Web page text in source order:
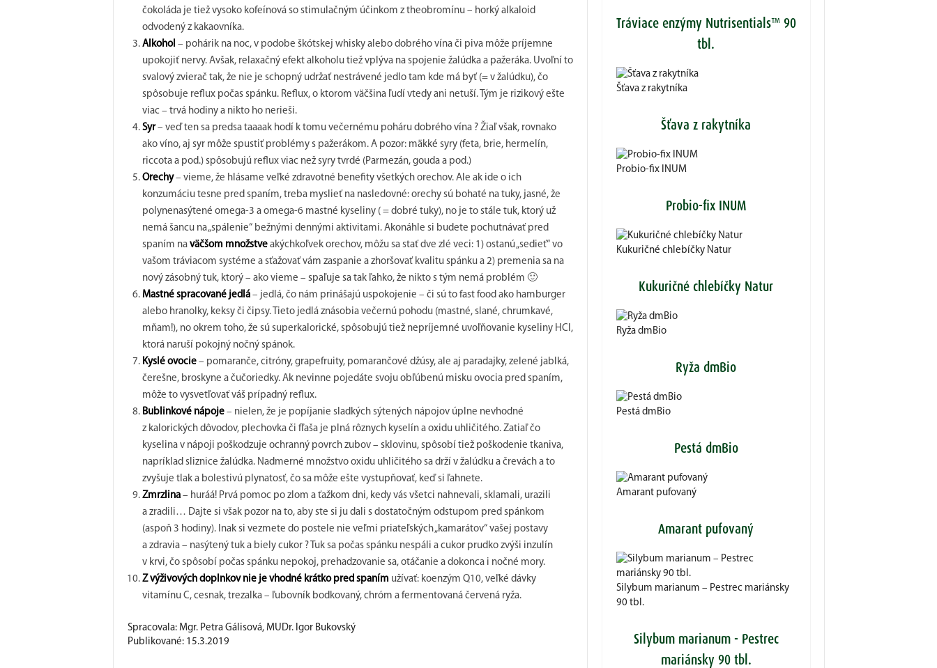
čokoláda je tiež vysoko kofeínová so stimulačným účinkom z theobromínu – horký alkaloid
odvodený z kakaovníka.
Alkohol – pohárik na noc, v podobe škótskej whisky alebo dobrého vína či piva môže príjemne
upokojiť nervy. Avšak, relaxačný efekt alkoholu tiež vplýva na spojenie žalúdka a pažeráka. Uvoľní to
svalový zvierač tak, že nie je schopný udržať nestrávené jedlo tam kde má byť (= v žalúdku), čo
spôsobuje reflux počas spánku. Reflux, o ktorom väčšina ľudí vtedy ani netuší. Tým je rizikový ešte
viac – trvá hodiny a nikto ho nerieši.
Syr– veď ten sa predsa taaaak hodí k tomu večernému poháru dobrého vína ? Žiaľ však, rovnako
ako víno, aj syr môže spustiť problémy s pažerákom. A pozor: mäkké syry (feta, brie, hermelín,
riccota a pod.) spôsobujú reflux viac než syry tvrdé (Parmezán, gouda a pod.)
Orechy– vieme, že hlásame veľké zdravotné benefity všetkých orechov. Ale ak ide o ich
konzumáciu tesne pred spaním, treba myslieť na nasledovné: orechy sú bohaté na tuky, jasné, že
polynenasýtené omega-3 a omega-6 mastné kyseliny ( = dobré tuky), no je to stále tuk, ktorý už
nemá šancu na „spálenie“ bežnými dennými aktivitami. Akonáhle si budete pochutnávať pred
spaním na väčšom množstveakýchkoľvek orechov, môžu sa stať dve zlé veci: 1) ostanú „sedieť“ vo
vašom tráviacom systéme a sťažovať vám zaspanie a zhoršovať kvalitu spánku a 2) premenia sa na
nový zásobný tuk, ktorý – ako vieme – spaľuje sa tak ľahko, že nikto s tým nemá problém 🙂
Mastné spracované jedlá – jedlá, čo nám prinášajú uspokojenie – či sú to fast food ako hamburger
alebo hranolky, keksy či čipsy. Tieto jedlá znásobia večernú pohodu (mastné, slané, chrumkavé,
mňam!), no okrem toho, že sú superkalorické, spôsobujú tiež nepríjemné uvoľňovanie kyseliny HCl,
ktorá naruší pokojný nočný spánok.
Kyslé ovocie – pomaranče, citróny, grapefruity, pomarančové džúsy, ale aj paradajky, zelené jablká,
čerešne, broskyne a čučoriedky. Ak nevinne pojedáte svoju obľúbenú misku ovocia pred spaním,
môže to vysvetľovať váš prípadný reflux.
Bublinkové nápoje – nielen, že je popíjanie sladkých sýtených nápojov úplne nevhodné
z kalorických dôvodov, plechovka či fľaša je plná rôznych kyselín a oxidu uhličitého. Zatiaľ čo
kyselina v nápoji poškodzuje ochranný povrch zubov – sklovinu, spôsobí tiež poškodenie tkaniva,
napríklad sliznice žalúdka. Nadmerné množstvo oxidu uhličitého sa drží v žalúdku a črevách a to
zvyšuje tlak a bolestivú plynatosť, čo sa môže ešte vystupňovať, keď si ľahnete.
Zmrzlina – huráá! Prvá pomoc po zlom a ťažkom dni, kedy vás všetci nahnevali, sklamali, urazili
a zradili… Dajte si však pozor na to, aby ste si ju dali s dostatočným odstupom pred spánkom
(aspoň 3 hodiny). Inak si vezmete do postele nie veľmi priateľských „kamarátov“ vašej postavy
a zdravia – nasýtený tuk a biely cukor ? Tuk sa počas spánku nespáli a cukor prudko zvýši inzulín
v krvi, čo spôsobí počas spánku nepokoj, prehadzovanie sa, otáčanie a dokonca i nočné mory.
Z výživových doplnkov nie je vhodné krátko pred spaním užívať: koenzým Q10, veľké dávky
vitamínu C, cesnak, trezalka – ľubovník bodkovaný, chróm a fermentovaná červená ryža.
Spracovala: Mgr. Petra Gálisová, MUDr. Igor Bukovský
Publikované: 15.3.2019
Tráviace enzýmy Nutrisentials™ 90
tbl.
Šťava z rakytníka
Šťava z rakytníka
Probio-fix INUM
Probio-fix INUM
Kukuričné chlebíčky Natur
Kukuričné chlebíčky Natur
Ryža dmBio
Ryža dmBio
Pestá dmBio
Pestá dmBio
Amarant pufovaný
Amarant pufovaný
Silybum marianum – Pestrec mariánsky
90 tbl.
Silybum marianum - Pestrec
mariánsky 90 tbl.